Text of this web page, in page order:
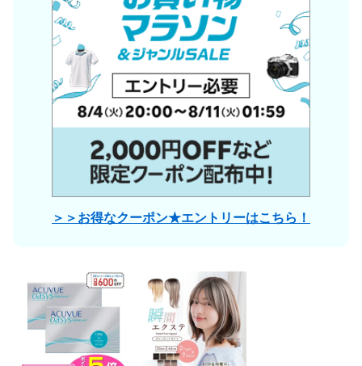
＞＞お得なクーポン★エントリーはこちら！